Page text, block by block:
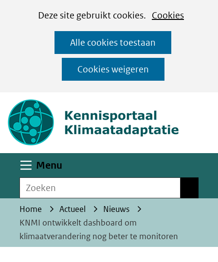
CookiesDeze site gebruikt cookies. Cookies
op
deze
website
worden
toegestaan
geweigerd.
Alle cookies toestaan
Cookies weigeren
Ga
naar
de
inhoud
Menu
Zoeken
Home Actueel
Nieuws
KNMI ontwikkelt dashboard om
klimaatverandering nog beter te monitoren